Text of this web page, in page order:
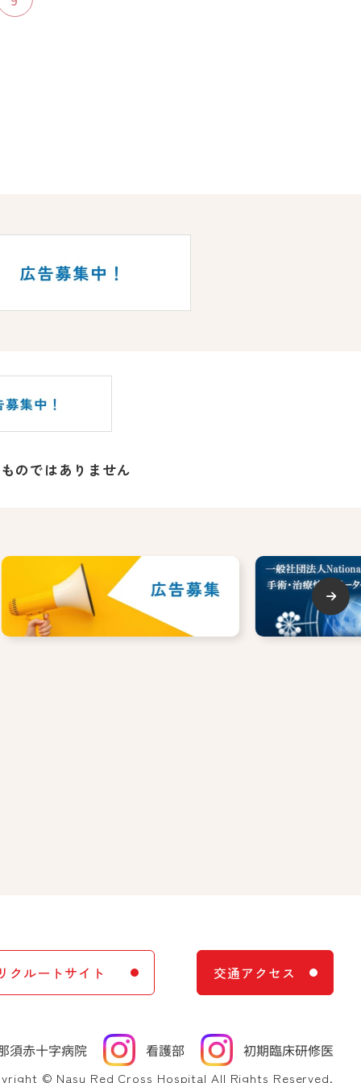
のではありません
クルートサイト 交通アクセス
© Nasu Red Cross Hospital All Rights Reserved.